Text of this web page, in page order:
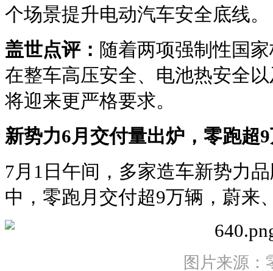
个场景提升电动汽车安全底线。
盖世点评： 随着两项强制性国
在整车高压安全、电池热安全
将迎来更严格要求。
新势力6月交付量出炉，零跑超
7月1日午间，多家造车新势力
中，零跑月交付超9万辆，蔚来
图片来源：